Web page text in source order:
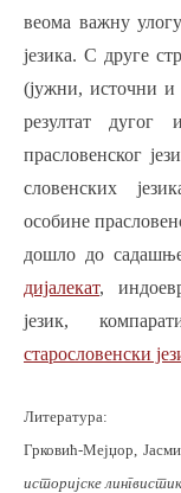
веома важну
језика. С друге
(јужни, источни и
резултат дугог
прасловенског
словенских
особине
дошло до
дијалекат,
језик,
старословенски
Литература:
Грковић-Мејџор,
историјске